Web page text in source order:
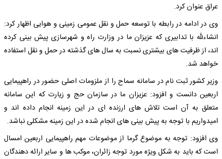
عراق عنوان کرد.
وی در ادامه در رابطه با توسعه حمل و نقل عمومی زمینی و هوایی اظهار کرد:
انشاءلله با تدابیری که عزیزان ما در وزارت راه و شهرسازی پیش بینی کرده
اند، از ظرفیت های بیشتری نسبت به سال های گذشته در حمل و نقل استفاده
خواهد شد.
وزیر کشور ثبت نام در سامانه سماح را از ملزومات اصلی حضور در راهپیمایی
اربعین دانست و افزود: عزیزان ما در سازمان حج و زیارت که این سامانه
متعلق به آن است تلاش های ارزنده ای در این زمینه انجام داده اند و
امیدواریم با توجه به پیش بینی های انجام شده در این زمینه مشکلی نباشد.
وی افزود: توجه به موضوع گرما از موضوعات مهم راهپیمایی اربعین امسال
است که باید به شکل ویژه مورد توجه زائران، موکب ها و سایر ارائه دهندگان